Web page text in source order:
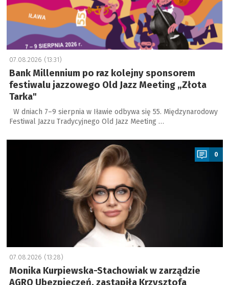
07.08.2026 (13:31)
Bank Millennium po raz kolejny sponsorem
festiwalu jazzowego Old Jazz Meeting „Złota
Tarka"
W dniach 7–9 sierpnia w Iławie odbywa się 55. Międzynarodowy
Festiwal Jazzu Tradycyjnego Old Jazz Meeting …
a
0
07.08.2026 (13:28)
Monika Kurpiewska-Stachowiak w zarządzie
AGRO Ubezpieczeń, zastąpiła Krzysztofa